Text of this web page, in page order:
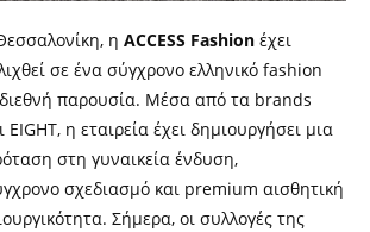
η ACCESS Fashion έχει
σε ένα σύγχρονο ελληνικό fashion
παρουσία. Μέσα από τα brands
EIGHT, η εταιρεία έχει δημιουργήσει μια
στη γυναικεία ένδυση,
σχεδιασμό και premium αισθητική
Σήμερα, οι συλλογές της